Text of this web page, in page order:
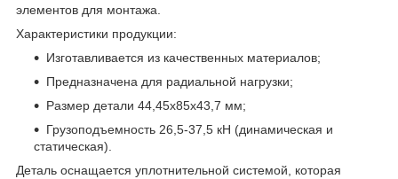
элементов для монтажа.
Характеристики продукции:
Изготавливается из качественных материалов;
Предназначена для радиальной нагрузки;
Размер детали 44,45х85х43,7 мм;
Грузоподъемность 26,5-37,5 кН (динамическая и
статическая).
Деталь оснащается уплотнительной системой, которая